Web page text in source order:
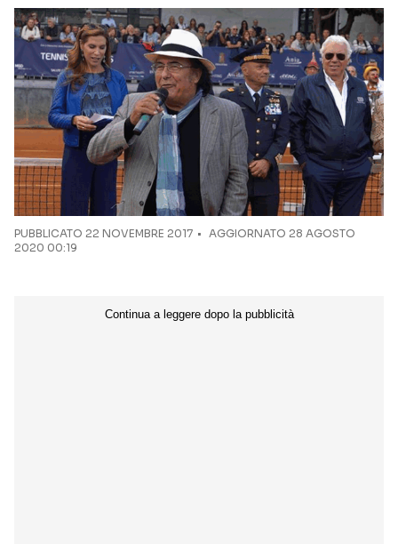
Seguici sui social
PUBBLICATO 22 NOVEMBRE 2017
AGGIORNATO 28 AGOSTO
2020 00:19